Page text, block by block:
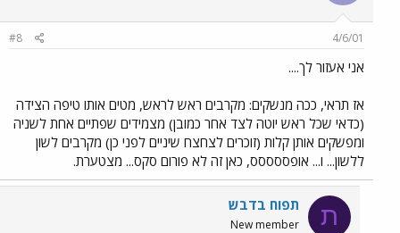
4/6/01
#8
אני אעזור לך....
אז תראי, ככה מנשקים: מקרבים ראש לראש, מטים אותו טיפה הצידה
(כדאי שכל ראש יוטה לצד אחר כמובן) מצמידים שפתיים אחת לשניה
ומפשקים אותן קלות (זוכרים לצחצח שיניים לפני כן) מקרבים לשון
ללשון... ו... אופססססס, כאן זה לא פורום סקס... מצטערת.
ת תפוח בדבש
New member